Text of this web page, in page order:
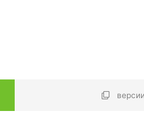
версии